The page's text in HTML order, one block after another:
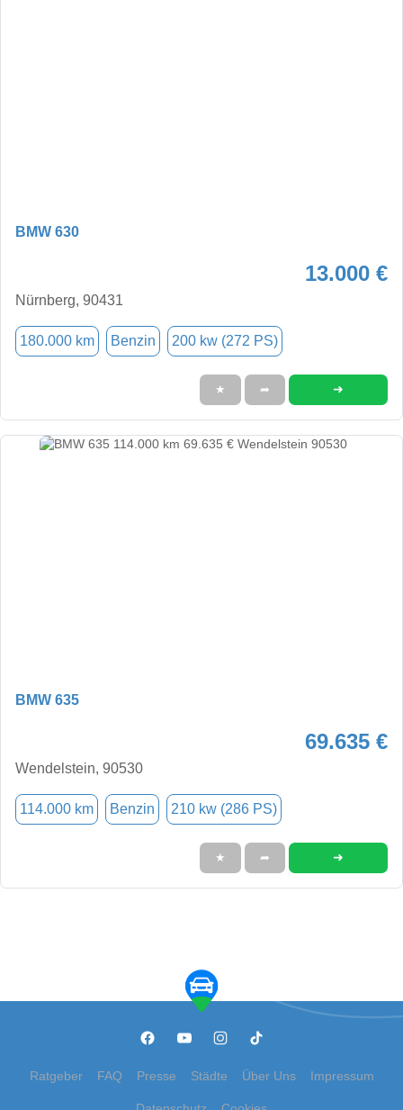
BMW 630
13.000 €
Nürnberg, 90431
180.000 km Benzin 200 kw (272 PS)
★ ➦ ➜
BMW 635
69.635 €
Wendelstein, 90530
114.000 km Benzin 210 kw (286 PS)
★ ➦ ➜
Ratgeber FAQ Presse Städte Über Uns Impressum